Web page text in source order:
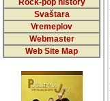
Rock-pop history
Svaštara
Vremeplov
Webmaster
Web Site Map